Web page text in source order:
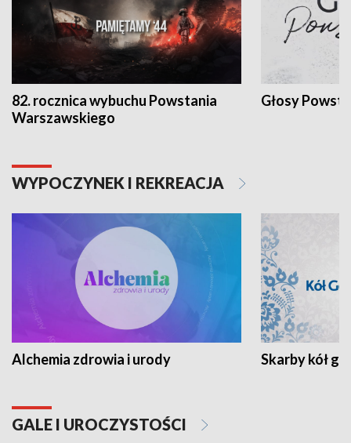
82. rocznica wybuchu Powstania
Warszawskiego
Głosy
WYPOCZYNEK I REKREACJA
Alchemia zdrowia i urody Skarby kół
GALE I UROCZYSTOŚCI